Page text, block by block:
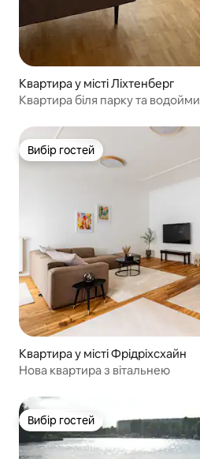
Квартира у місті Ліхтенберг
Квартира біля парку та водойми
Вибір гостей
Вибір гостей
Квартира у місті Фрідріхсхайн
Нова квартира з вітальнею
Вибір гостей
Вибір гостей